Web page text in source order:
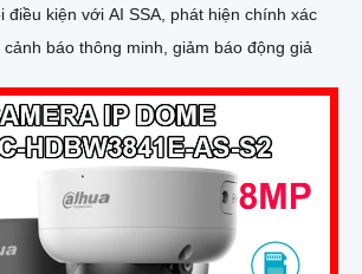
điều kiện với AI SSA, phát hiện chính xác
báo thông minh, giảm báo động giả